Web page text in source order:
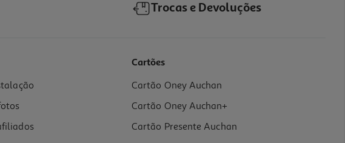
Trocas e Devoluções
Cartões
Cartão Oney Auchan
Cartão Oney Auchan+
Cartão Presente Auchan